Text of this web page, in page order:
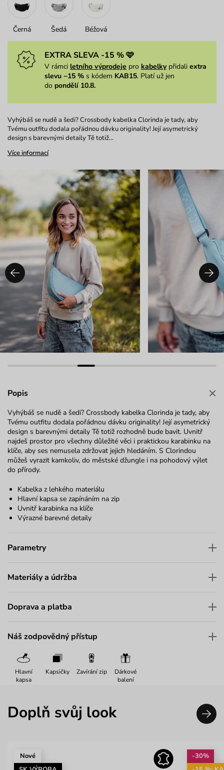
Černá Šedá Béžová
EXTRA SLEVA -15 % 🩷
V rámci letního výprodeje pro kabelkypřidali extra
slevu −15 % s kódem KAB15. Platí už jen
do pondělí 10.8.
Vyhýbáš se nudě a šedi? Crossbody kabelka Clorinda je tady, aby
Tvému outfitu dodala pořádnou dávku originality! Její asymetrický
design s barevnými detaily Tě totiž…
Více informací
Popis
Vyhýbáš se nudě a šedi? Crossbody kabelka Clorinda je tady, aby
Tvému outfitu dodala pořádnou dávku originality! Její asymetrický
design s barevnými detaily Tě totiž rozhodně bude bavit. Uvnitř
najdeš prostor pro všechny důležité věci i praktickou karabinku na
klíče, aby ses nemusela zdržovat jejich hledáním. S Clorindou
můžeš vyrazit kamkoliv, do městské džungle i na pohodový výlet
do přírody.
Kabelka z lehkého materiálu
Hlavní kapsa se zapínáním na zip
Uvnitř karabinka na klíče
Výrazné barevné detaily
Parametry
Materiály a údržba
Doprava a platba
Náš zodpovědný přístup
Hlavní
kapsa
Kapsičky Zavírání zip
Dárkové
balení
Doplň svůj look
Nové
-30%